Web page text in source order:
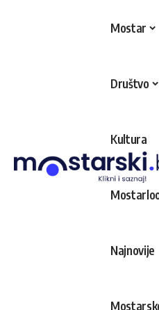
Mostar
Društvo
Kultura
Najnovije